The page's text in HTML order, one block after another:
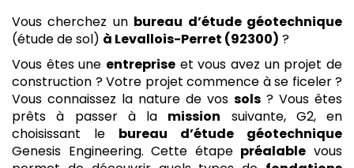
Vous cherchez un bureau d’étude géotechnique
(étude de sol) à Levallois-Perret (92300) ?
Vous êtes une entreprise et vous avez un projet de
construction ? Votre projet commence à se ficeler ?
Vous connaissez la nature de vos sols ? Vous êtes
prêts à passer à la mission suivante, G2, en
choisissant le bureau d’étude géotechnique
Genesis Engineering. Cette étape préalable vous